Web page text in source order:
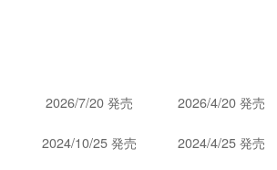
2026/7/20 発売 2026/4/20 発売
2024/10/25 発売 2024/4/25 発売